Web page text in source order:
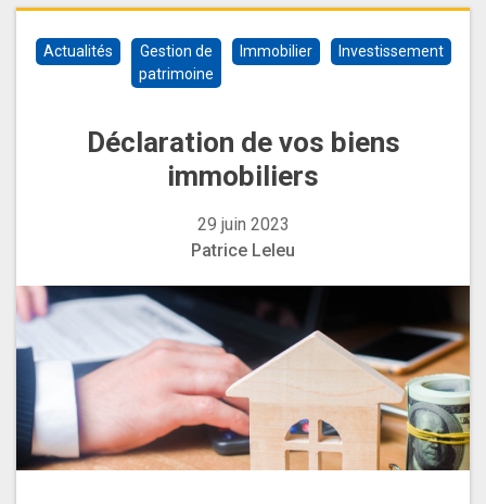
Actualités
Gestion de
patrimoine
Immobilier Investissement
Déclaration de vos biens
immobiliers
29 juin 2023
Patrice Leleu